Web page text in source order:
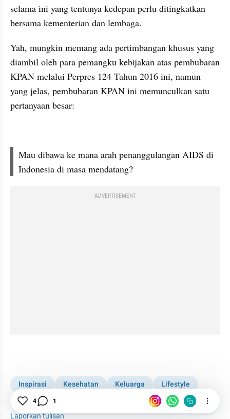
selama ini yang tentunya kedepan perlu ditingkatkan
bersama kementerian dan lembaga.
Yah, mungkin memang ada pertimbangan khusus yang
diambil oleh para pemangku kebijakan atas pembubaran
KPAN melalui Perpres 124 Tahun 2016 ini, namun
yang jelas, pembubaran KPAN ini memunculkan satu
pertanyaan besar:
Mau dibawa ke mana arah penanggulangan AIDS di
Indonesia di masa mendatang?
ADVERTISEMENT
Inspirasi Kesehatan Keluarga
Lifestyle
Perempuan
Laporkan tulisan
4 1